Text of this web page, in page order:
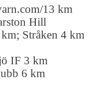
13 km
Hill
Stråken 4 km
IF 3 km
6 km